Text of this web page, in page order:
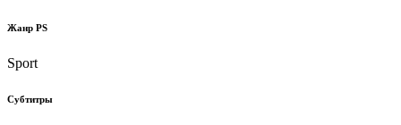
Жанр PS
Sport
Субтитры